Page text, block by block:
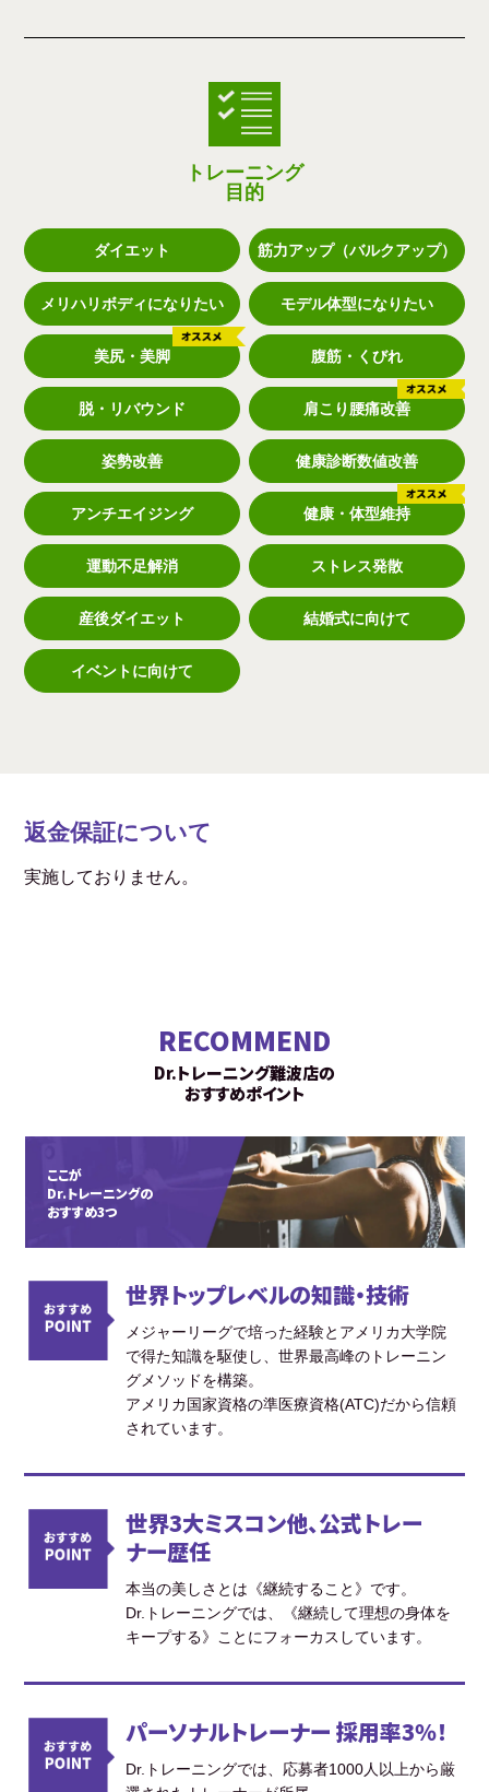
トレーニング
目的
ダイエット 筋力アップ（バルクアップ）
メリハリボディになりたい モデル体型になりたい
美尻・美脚 腹筋・くびれ
脱・リバウンド 肩こり腰痛改善
姿勢改善 健康診断数値改善
アンチエイジング 健康・体型維持
運動不足解消 ストレス発散
産後ダイエット 結婚式に向けて
イベントに向けて
返金保証について
実施しておりません。
RECOMMEND
Dr.トレーニング難波店の
おすすめポイント
ここが
Dr.トレーニングの
おすすめ3つ
世界トップレベルの知識・技術
メジャーリーグで培った経験とアメリカ大学院
で得た知識を駆使し、世界最高峰のトレーニン
グメソッドを構築。
アメリカ国家資格の準医療資格(ATC)だから信頼
されています。
世界3大ミスコン他、公式トレー
ナー歴任
本当の美しさとは《継続すること》です。
Dr.トレーニングでは、《継続して理想の身体を
キープする》ことにフォーカスしています。
パーソナルトレーナー 採用率3％！
Dr.トレーニングでは、応募者1000人以上から厳